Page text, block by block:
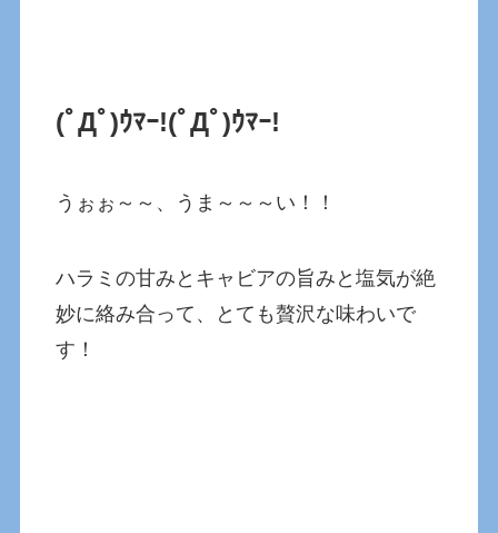
(ﾟДﾟ)ｳﾏｰ!(ﾟДﾟ)ｳﾏｰ!
うぉぉ～～、うま～～～い！！
ハラミの甘みとキャビアの旨みと塩気が絶
妙に絡み合って、とても贅沢な味わいで
す！